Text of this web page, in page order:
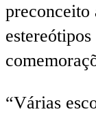
preconceito
“Várias